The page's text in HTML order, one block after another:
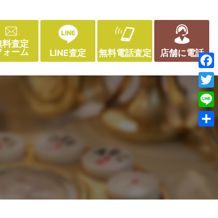
料査定
ォーム
LINE査定 無料電話査定 店舗に電話
Line